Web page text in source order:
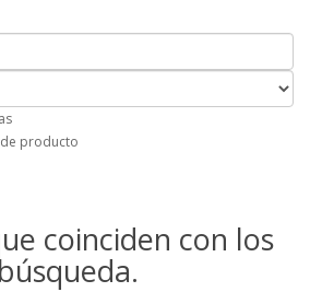
producto
coinciden con los